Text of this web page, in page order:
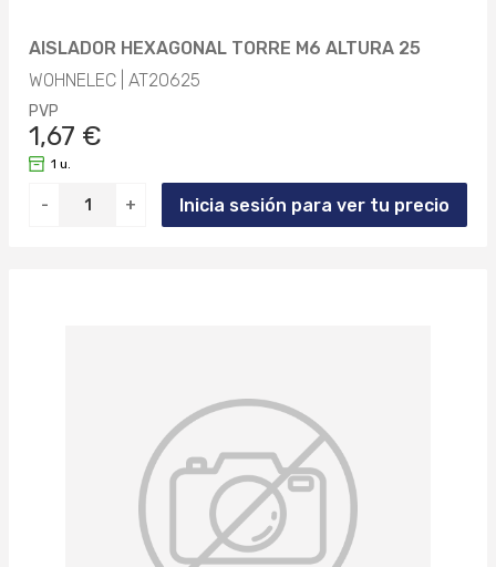
AISLADOR HEXAGONAL TORRE M6 ALTURA 25
WOHNELEC | AT20625
PVP
1,67 €
- +
1 u.
Inicia sesión para ver tu precio